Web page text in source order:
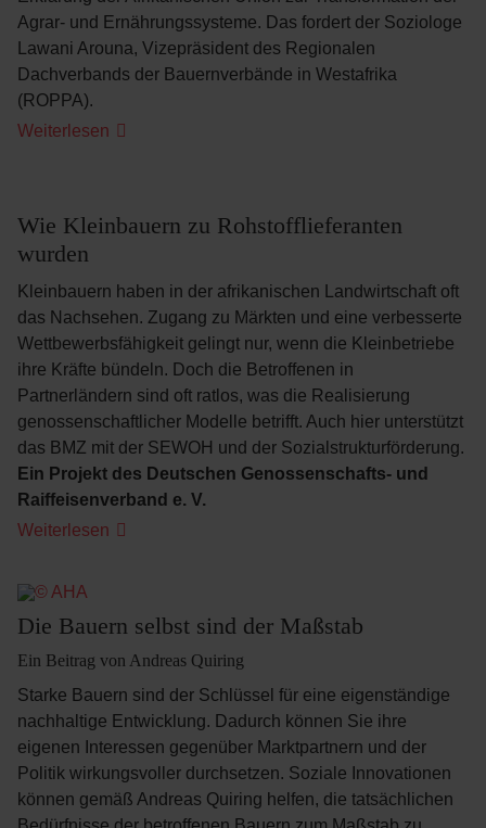
Agrar- und Ernährungssysteme. Das fordert der Soziologe
Lawani Arouna, Vizepräsident des Regionalen
Dachverbands der Bauernverbände in Westafrika
(ROPPA).
Weiterlesen „Wir
die
Kampala-
Wie Kleinbauern zu Rohstofflieferanten
wurden
Kleinbauern haben in der afrikanischen Landwirtschaft oft
das Nachsehen. Zugang zu Märkten und eine verbesserte
Wettbewerbsfähigkeit gelingt nur, wenn die Kleinbetriebe
ihre Kräfte bündeln. Doch die Betroffenen in
Partnerländern sind oft ratlos, was die Realisierung
genossenschaftlicher Modelle betrifft. Auch hier unterstützt
das BMZ mit der SEWOH und der Sozialstrukturförderung.
Ein Projekt des Deutschen Genossenschafts- und
Raiffeisenverband e. V.
Weiterlesen Wie
Die Bauern selbst sind der Maßstab
Ein Beitrag von Andreas Quiring
Starke Bauern sind der Schlüssel für eine eigenständige
nachhaltige Entwicklung. Dadurch können Sie ihre
eigenen Interessen gegenüber Marktpartnern und der
Politik wirkungsvoller durchsetzen. Soziale Innovationen
können gemäß Andreas Quiring helfen, die tatsächlichen